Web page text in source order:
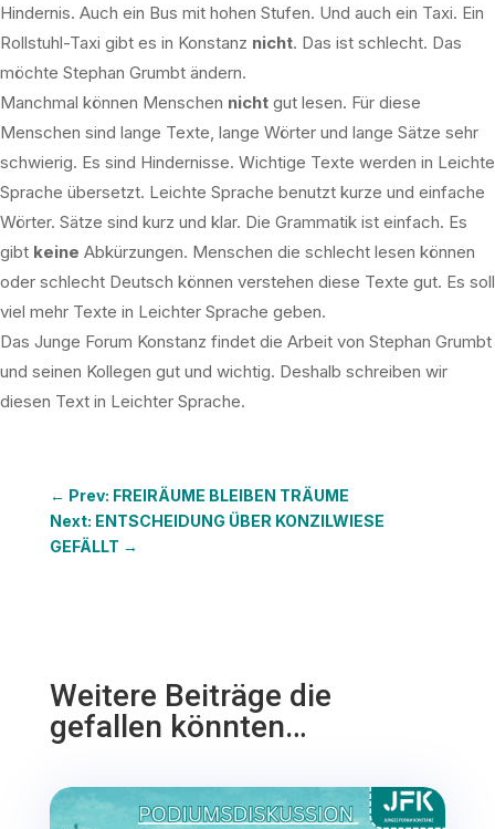
Hindernis. Auch ein Bus mit hohen Stufen. Und auch ein Taxi. Ein
Rollstuhl-Taxi gibt es in Konstanz nicht. Das ist schlecht. Das
möchte Stephan Grumbt ändern.
Manchmal können Menschen nicht gut lesen. Für diese
Menschen sind lange Texte, lange Wörter und lange Sätze sehr
schwierig. Es sind Hindernisse. Wichtige Texte werden in Leichte
Sprache übersetzt. Leichte Sprache benutzt kurze und einfache
Wörter. Sätze sind kurz und klar. Die Grammatik ist einfach. Es
gibt keine Abkürzungen. Menschen die schlecht lesen können
oder schlecht Deutsch können verstehen diese Texte gut. Es soll
viel mehr Texte in Leichter Sprache geben.
Das Junge Forum Konstanz findet die Arbeit von Stephan Grumbt
und seinen Kollegen gut und wichtig. Deshalb schreiben wir
diesen Text in Leichter Sprache.
← Prev: FREIRÄUME BLEIBEN TRÄUME
Next: ENTSCHEIDUNG ÜBER KONZILWIESE
GEFÄLLT →
Weitere Beiträge die
gefallen könnten…